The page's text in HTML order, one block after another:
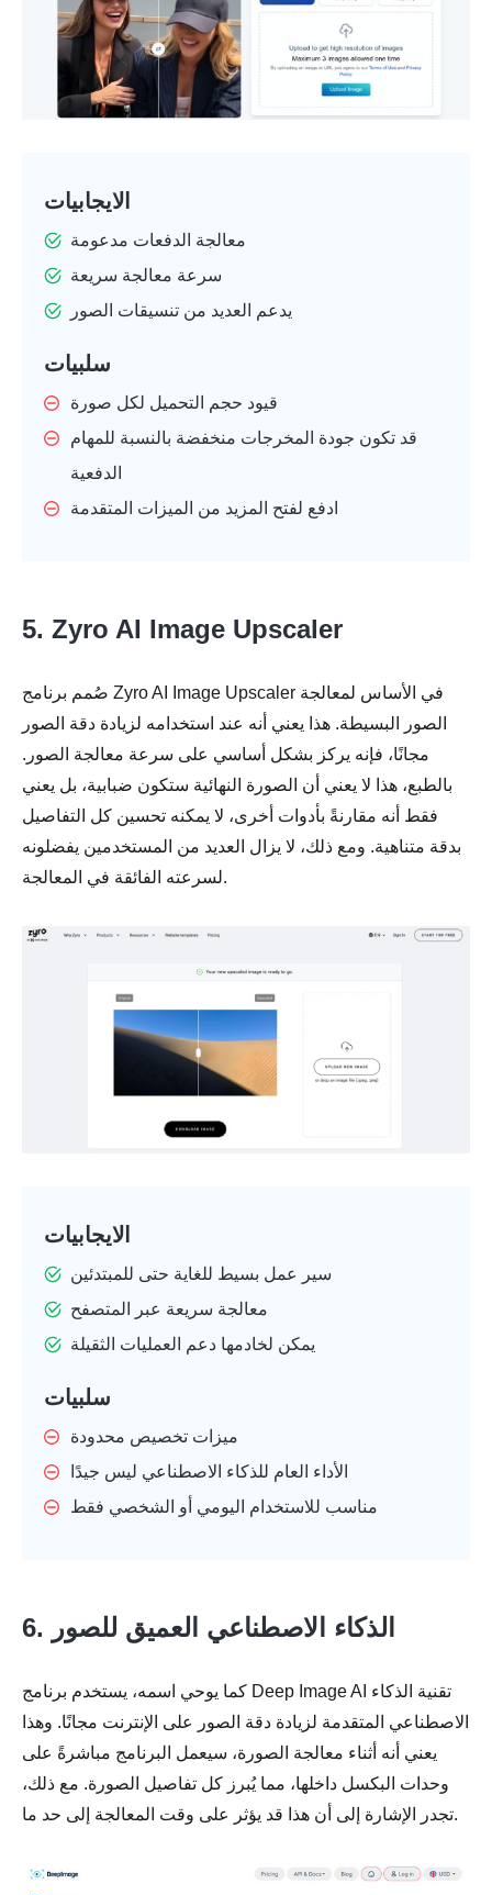
الايجابيات
معالجة الدفعات مدعومة
سرعة معالجة سريعة
يدعم العديد من تنسيقات الصور
سلبيات
قيود حجم التحميل لكل صورة
قد تكون جودة المخرجات منخفضة بالنسبة للمهام
الدفعية
ادفع لفتح المزيد من الميزات المتقدمة
5. Zyro AI Image Upscaler
صُمم برنامج Zyro AI Image Upscaler في الأساس لمعالجة
الصور البسيطة. هذا يعني أنه عند استخدامه لزيادة دقة الصور
مجانًا، فإنه يركز بشكل أساسي على سرعة معالجة الصور.
بالطبع، هذا لا يعني أن الصورة النهائية ستكون ضبابية، بل يعني
فقط أنه مقارنةً بأدوات أخرى، لا يمكنه تحسين كل التفاصيل
بدقة متناهية. ومع ذلك، لا يزال العديد من المستخدمين يفضلونه
لسرعته الفائقة في المعالجة.
الايجابيات
سير عمل بسيط للغاية حتى للمبتدئين
معالجة سريعة عبر المتصفح
يمكن لخادمها دعم العمليات الثقيلة
سلبيات
ميزات تخصيص محدودة
الأداء العام للذكاء الاصطناعي ليس جيدًا
مناسب للاستخدام اليومي أو الشخصي فقط
6. الذكاء الاصطناعي العميق للصور
كما يوحي اسمه، يستخدم برنامج Deep Image AI تقنية الذكاء
الاصطناعي المتقدمة لزيادة دقة الصور على الإنترنت مجانًا. وهذا
يعني أنه أثناء معالجة الصورة، سيعمل البرنامج مباشرةً على
وحدات البكسل داخلها، مما يُبرز كل تفاصيل الصورة. مع ذلك،
تجدر الإشارة إلى أن هذا قد يؤثر على وقت المعالجة إلى حد ما.